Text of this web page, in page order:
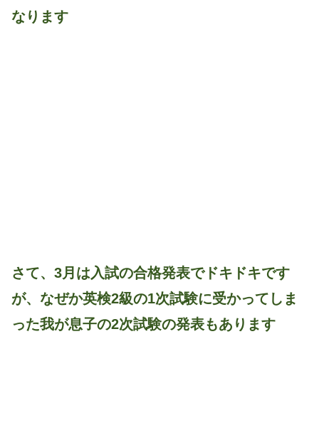
なります
さて、3月は入試の合格発表でドキドキです
が、なぜか英検2級の1次試験に受かってしま
った我が息子の2次試験の発表もあります